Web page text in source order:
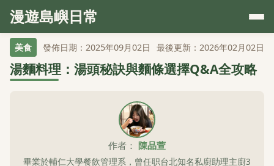
漫遊島嶼日常
美食 發佈日期：2025年09月02日 最後更新：2026年02月02日
湯麵料理：湯頭秘訣與麵條選擇Q&A全攻略
作者： 陳品萱
畢業於輔仁大學餐飲管理系，曾任职台北知名私廚助理主廚3